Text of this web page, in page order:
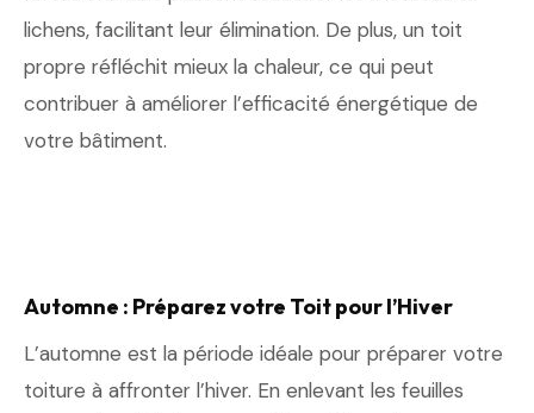
lichens, facilitant leur élimination. De plus, un toit
propre réfléchit mieux la chaleur, ce qui peut
contribuer à améliorer l’efficacité énergétique de
votre bâtiment.
Automne : Préparez votre Toit pour l’Hiver
L’automne est la période idéale pour préparer votre
toiture à affronter l’hiver. En enlevant les feuilles